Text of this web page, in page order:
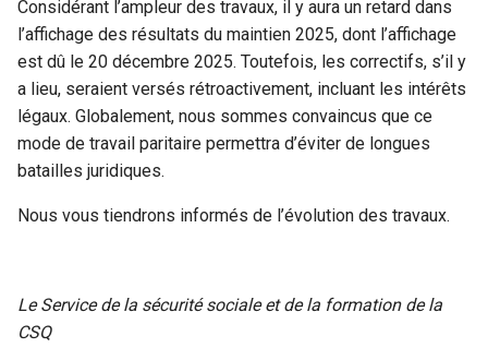
Considérant l’ampleur des travaux, il y aura un retard dans
l’affichage des résultats du maintien 2025, dont l’affichage
est dû le 20 décembre 2025. Toutefois, les correctifs, s’il y
a lieu, seraient versés rétroactivement, incluant les intérêts
légaux. Globalement, nous sommes convaincus que ce
mode de travail paritaire permettra d’éviter de longues
batailles juridiques.
Nous vous tiendrons informés de l’évolution des travaux.
Le Service de la sécurité sociale et de la formation de la
CSQ